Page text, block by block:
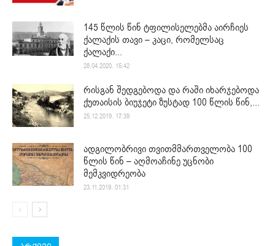
145 წლის წინ ტფილისელებმა აირჩიეს
ქალაქის თავი – კაცი, რომელსაც
ქალაქი...
28.04.2020. 15:42
რისგან შედგებოდა და რაში იხარჯებოდა
ქუთაისის ბიუჯეტი ზუსტად 100 წლის წინ,...
25.12.2019. 17:39
ადგილობრივი თვითმმართველობა 100
წლის წინ – აღმოაჩინე უცნობი
მემკვიდრეობა
23.11.2019. 01:31